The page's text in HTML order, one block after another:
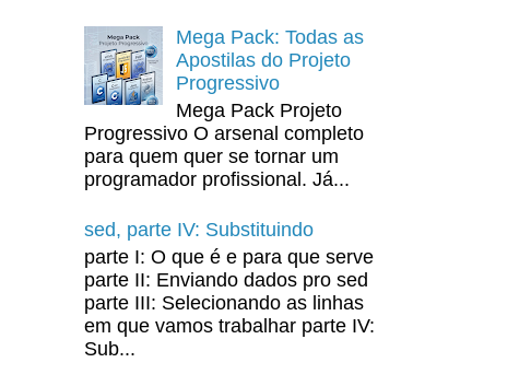
Mega Pack: Todas as
Apostilas do Projeto
Progressivo
Mega Pack Projeto
Progressivo O arsenal completo
para quem quer se tornar um
programador profissional. Já...
sed, parte IV: Substituindo
parte I: O que é e para que serve
parte II: Enviando dados pro sed
parte III: Selecionando as linhas
em que vamos trabalhar parte IV:
Sub...